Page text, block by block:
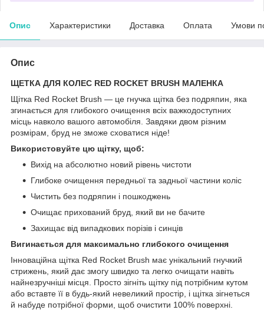
Опис Характеристики Доставка Оплата Умови
Опис
ЩЕТКА ДЛЯ КОЛЕС RED ROCKET BRUSH МАЛЕНКА
Щітка Red Rocket Brush — це гнучка щітка без подряпин, яка
згинається для глибокого очищення всіх важкодоступних
місць навколо вашого автомобіля. Завдяки двом різним
розмірам, бруд не зможе сховатися ніде!
Використовуйте цю щітку, щоб:
Вихід на абсолютно новий рівень чистоти
Глибоке очищення передньої та задньої частини коліс
Чистить без подряпин і пошкоджень
Очищає прихований бруд, який ви не бачите
Захищає від випадкових порізів і синців
Вигинається для максимально глибокого очищення
Інноваційна щітка Red Rocket Brush має унікальний гнучкий
стрижень, який дає змогу швидко та легко очищати навіть
найнезручніші місця. Просто зігніть щітку під потрібним кутом
або вставте її в будь-який невеликий простір, і щітка зігнеться
й набуде потрібної форми, щоб очистити 100% поверхні.